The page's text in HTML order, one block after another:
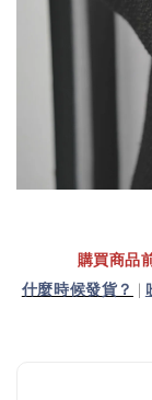
購買商品
什麼時候發貨？